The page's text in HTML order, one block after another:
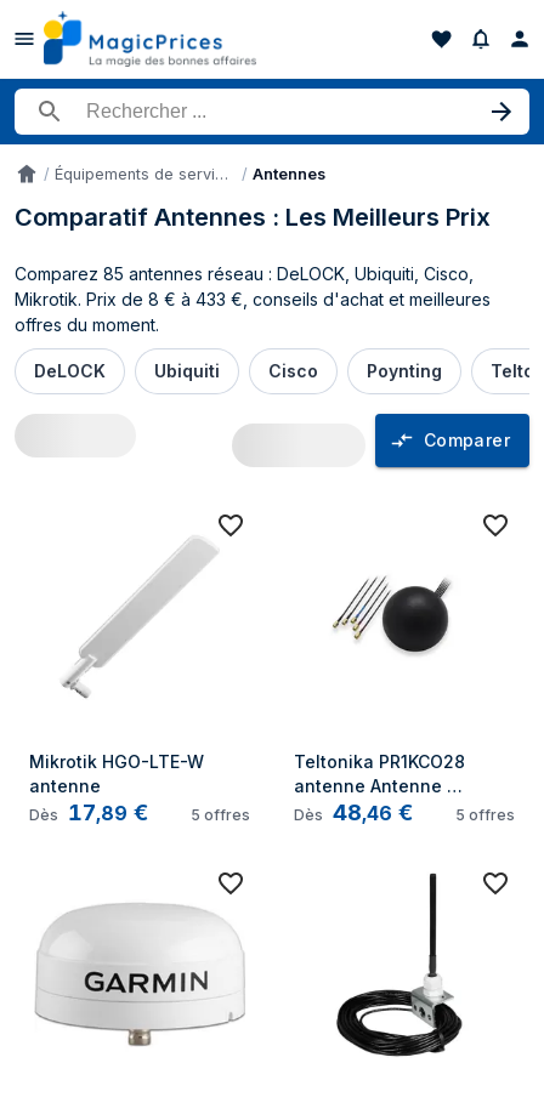
Rechercher un produit
Accueil Équipements de service de réseau Antennes
Comparatif Antennes : Les Meilleurs Prix
Comparez 85 antennes réseau : DeLOCK, Ubiquiti, Cisco,
Mikrotik. Prix de 8 € à 433 €, conseils d'achat et meilleures
offres du moment.
DeLOCK Ubiquiti Cisco Poynting
Comparer
Comparateur de prix Antennes
Mikrotik HGO-LTE-W
antenne
Dès 17,89 € 5 offres
Teltonika PR1KCO28
antenne Antenne
directionnelle MIMO SMA
Dès 48,46 € 5 offres